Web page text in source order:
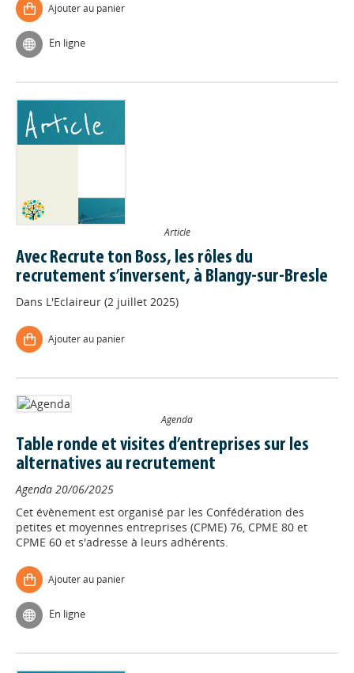
Ajouter au panier
En ligne
Article
Avec Recrute ton Boss, les rôles du
recrutement s’inversent, à Blangy-sur-Bresle
Dans L'Eclaireur (2 juillet 2025)
Ajouter au panier
Agenda
Table ronde et visites d’entreprises sur les
alternatives au recrutement
Agenda 20/06/2025
Cet évènement est organisé par les Confédération des
petites et moyennes entreprises (CPME) 76, CPME 80 et
CPME 60 et s'adresse à leurs adhérents.
Ajouter au panier
En ligne